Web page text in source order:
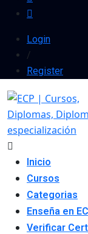
Login
/
Register
Inicio
Cursos
Categorias
Enseña en
Verificar